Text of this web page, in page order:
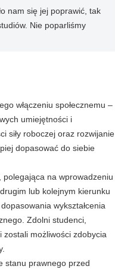
nam się jej poprawić, tak
Nie poparliśmy
włączeniu społecznemu –
umiejętności i
siły roboczej oraz rozwijanie
dopasować do siebie
na wprowadzeniu
lub kolejnym kierunku
wykształcenia
Zdolni studenci,
możliwości zdobycia
stanu prawnego przed